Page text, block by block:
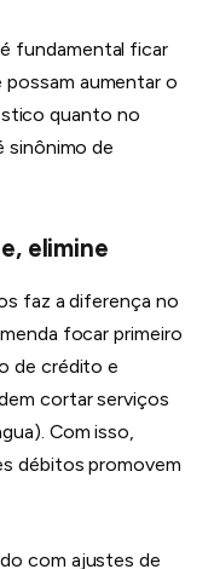
fundamental ficar
aumentar o
quanto no
sinônimo de
elimine
faz a diferença no
focar primeiro
de crédito e
cortar serviços
Com isso,
débitos promovem
com ajustes de